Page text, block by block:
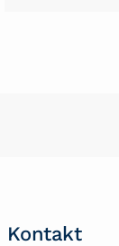
Kontakt